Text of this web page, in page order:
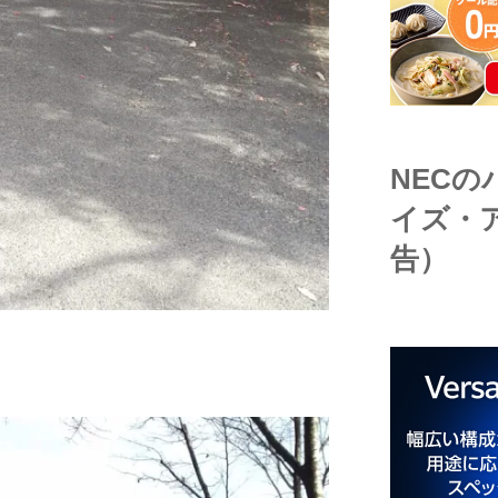
NECの
イズ・
告）